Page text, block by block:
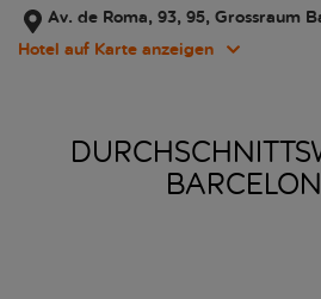
Av. de Roma, 93, 95, Grossraum
Hotel auf Karte anzeigen